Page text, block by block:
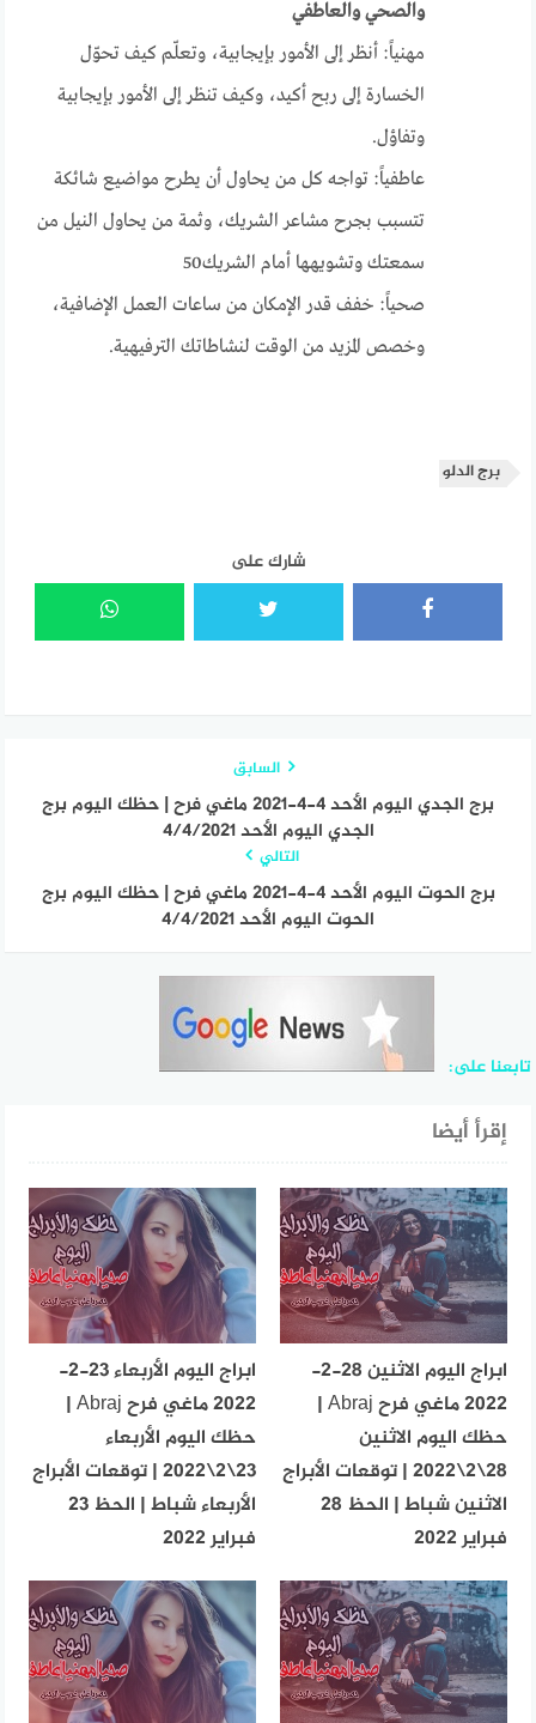
والصحي والعاطفي
مهنياً: أنظر إلى الأمور بإيجابية، وتعلّم كيف تحوّل
الخسارة إلى ربح أكيد، وكيف تنظر إلى الأمور بإيجابية
وتفاؤل.
عاطفياً: تواجه كل من يحاول أن يطرح مواضيع شائكة
تتسبب بجرح مشاعر الشريك، وثمة من يحاول النيل من
سمعتك وتشويهها أمام الشريك50
صحياً: خفف قدر الإمكان من ساعات العمل الإضافية،
وخصص المزيد من الوقت لنشاطاتك الترفيهية.
برج الدلو
شارك على
السابق
برج الجدي اليوم الأحد 4-4-2021 ماغي فرح | حظك اليوم برج
الجدي اليوم الأحد 4/4/2021
التالي
برج الحوت اليوم الأحد 4-4-2021 ماغي فرح | حظك اليوم برج
الحوت اليوم الأحد 4/4/2021
تابعنا على:
إقرأ أيضا
ابراج اليوم الاثنين 28-2-
2022 ماغي فرح Abraj |
حظك اليوم الاثنين
28\2\2022 | توقعات الأبراج
الاثنين شباط | الحظ 28
فبراير 2022
ابراج اليوم الأربعاء 23-2-
2022 ماغي فرح Abraj |
حظك اليوم الأربعاء
23\2\2022 | توقعات الأبراج
الأربعاء شباط | الحظ 23
فبراير 2022